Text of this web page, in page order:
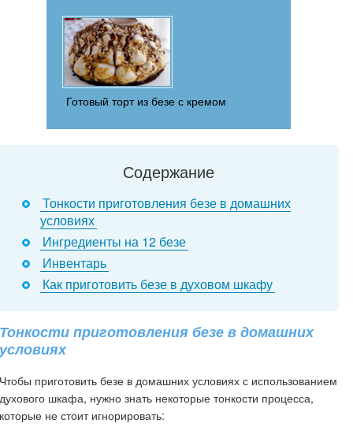
Готовый торт из безе с кремом
Содержание
Тонкости приготовления безе в домашних
условиях
Ингредиенты на 12 безе
Инвентарь
Как приготовить безе в духовом шкафу
Тонкости приготовления безе в домашних
условиях
Чтобы приготовить безе в домашних условиях с использованием
духового шкафа, нужно знать некоторые тонкости процесса,
которые не стоит игнорировать: